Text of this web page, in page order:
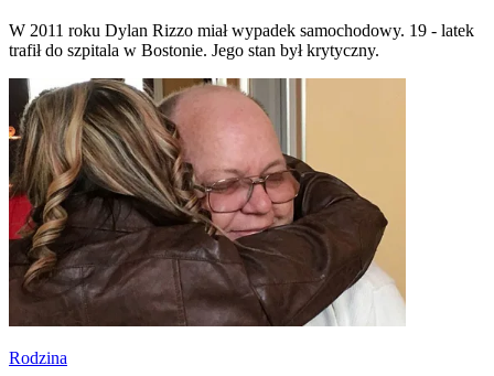
W 2011 roku Dylan Rizzo miał wypadek samochodowy. 19 - latek
trafił do szpitala w Bostonie. Jego stan był krytyczny.
Rodzina